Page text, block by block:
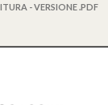
- VERSIONE .PDF